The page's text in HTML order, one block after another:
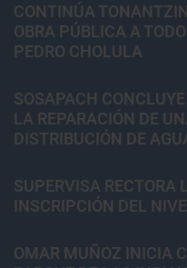
CONTINÚA
OBRA PÚBLICA A
PEDRO CHOLULA
SOSAPACH
LA REPARACIÓN DE
DISTRIBUCIÓN DE
SUPERVISA RECTORA
INSCRIPCIÓN DEL
OMAR MUÑOZ INICIA